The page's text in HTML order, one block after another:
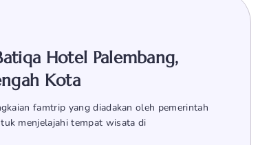
Hotel Palembang,
Kota
famtrip yang diadakan oleh pemerintah
menjelajahi tempat wisata di